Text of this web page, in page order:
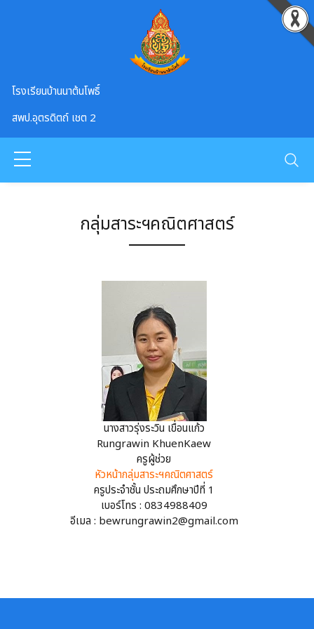
โรงเรียนบ้านนาต้นโพธิ์
สพป.อุตรดิตถ์ เชต 2
กลุ่มสาระฯคณิตศาสตร์
นางสาวรุ่งระวิน เขื่อนแก้ว
Rungrawin KhuenKaew
ครูผู้ช่วย
หัวหน้ากลุ่มสาระฯคณิตศาสตร์
ครูประจำชั้น ประถมศึกษาปีที่ 1
เบอร์โทร : 0834988409
อีเมล : bewrungrawin2@gmail.com